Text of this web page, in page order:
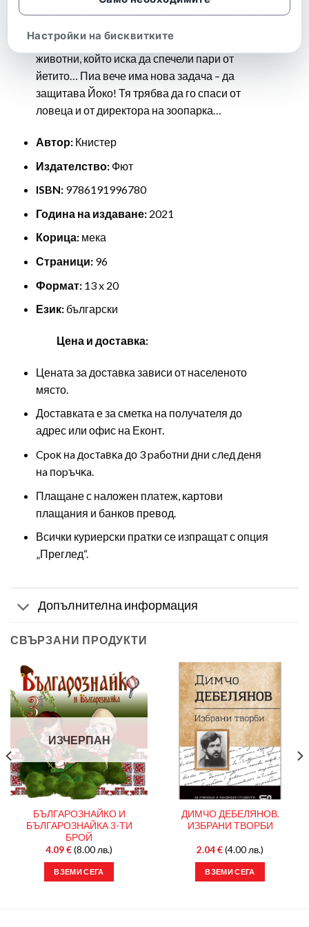
а малко йети – предпочита да лежи в сандъка с
фризера. А по петите му е злият ловец на
животни, който иска да спечели пари от
йетито… Пиа вече има нова задача – да
защитава Йоко! Тя трябва да го спаси от
ловеца и от директора на зоопарка…
Автор:Книстер
Издателство:Фют
ISBN:9786191996780
Година на издаване:2021
Корица:мека
Страници:96
Формат:13 x 20
Език:български
Цена и доставка:
Цената за доставка зависи от населеното
място.
Доставката е за сметка на получателя до
адрес или офис на Еконт.
Cpoĸ нa дocтaвĸa до 3 paбoтни дни cлeд дeня
нa пopъчĸa.
Плащане с наложен платеж, картови
плащания и банков превод.
Всички куриерски пратки се изпращат с опция
„Преглед“.
Допълнителна информация
СВЪРЗАНИ ПРОДУКТИ
ИЗЧЕРПАН
БЪЛГАРОЗНАЙКО И
БЪЛГАРОЗНАЙКА 3-ТИ
БРОЙ
4.09€(8.00 лв.)
ВЗЕМИ СЕГА
ДИМЧО ДЕБЕЛЯНОВ.
ИЗБРАНИ ТВОРБИ
2.04€(4.00 лв.)
ВЗЕМИ СЕГА
Настройки на бисквитките